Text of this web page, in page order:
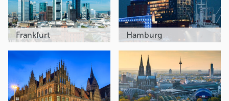
Frankfurt Hamburg